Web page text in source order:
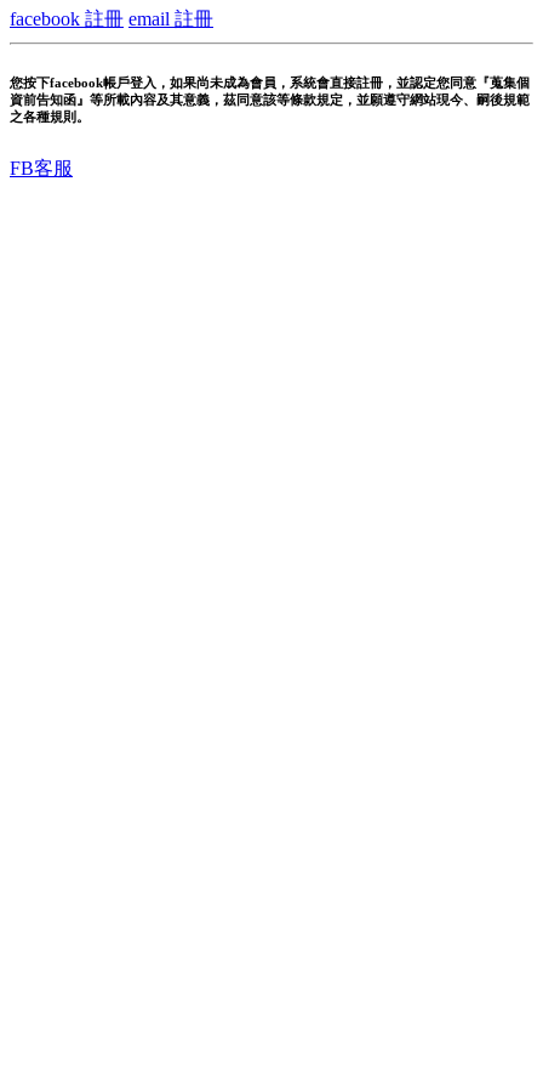
facebook 註冊 email 註冊
您按下facebook帳戶登入，如果尚未成為會員，系統會直接註冊，並認定您同意『蒐集個
資前告知函』等所載內容及其意義，茲同意該等條款規定，並願遵守網站現今、嗣後規範
之各種規則。
FB客服